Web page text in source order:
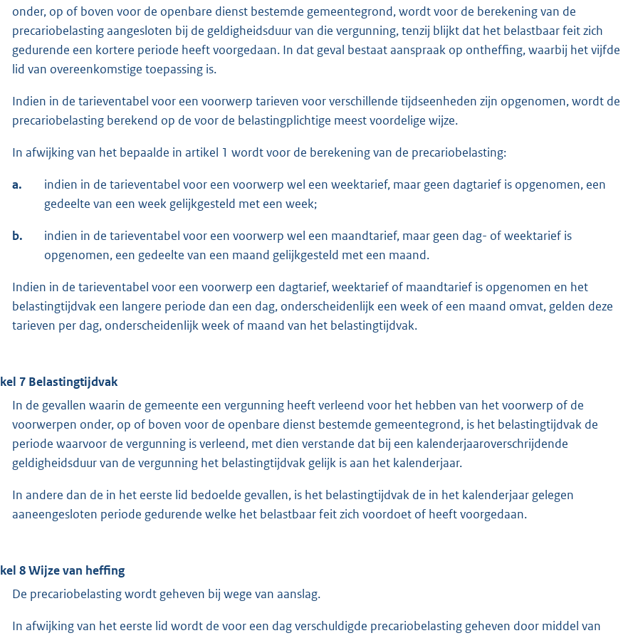
onder, op of boven voor de openbare dienst bestemde gemeentegrond, wordt voor de berekening van de
precariobelasting aangesloten bij de geldigheidsduur van die vergunning, tenzij blijkt dat het belastbaar feit zich
gedurende een kortere periode heeft voorgedaan. In dat geval bestaat aanspraak op ontheffing, waarbij het vijfde
lid van overeenkomstige toepassing is.
Indien in de tarieventabel voor een voorwerp tarieven voor verschillende tijdseenheden zijn opgenomen, wordt de
precariobelasting berekend op de voor de belastingplichtige meest voordelige wijze.
In afwijking van het bepaalde in artikel 1 wordt voor de berekening van de precariobelasting:
a.
indien in de tarieventabel voor een voorwerp wel een weektarief, maar geen dagtarief is opgenomen, een
gedeelte van een week gelijkgesteld met een week;
b.
indien in de tarieventabel voor een voorwerp wel een maandtarief, maar geen dag- of weektarief is
opgenomen, een gedeelte van een maand gelijkgesteld met een maand.
Indien in de tarieventabel voor een voorwerp een dagtarief, weektarief of maandtarief is opgenomen en het
belastingtijdvak een langere periode dan een dag, onderscheidenlijk een week of een maand omvat, gelden deze
tarieven per dag, onderscheidenlijk week of maand van het belastingtijdvak.
7 Belastingtijdvak
In de gevallen waarin de gemeente een vergunning heeft verleend voor het hebben van het voorwerp of de
voorwerpen onder, op of boven voor de openbare dienst bestemde gemeentegrond, is het belastingtijdvak de
periode waarvoor de vergunning is verleend, met dien verstande dat bij een kalenderjaaroverschrijdende
geldigheidsduur van de vergunning het belastingtijdvak gelijk is aan het kalenderjaar.
In andere dan de in het eerste lid bedoelde gevallen, is het belastingtijdvak de in het kalenderjaar gelegen
aaneengesloten periode gedurende welke het belastbaar feit zich voordoet of heeft voorgedaan.
8 Wijze van heffing
De precariobelasting wordt geheven bij wege van aanslag.
In afwijking van het eerste lid wordt de voor een dag verschuldigde precariobelasting geheven door middel van